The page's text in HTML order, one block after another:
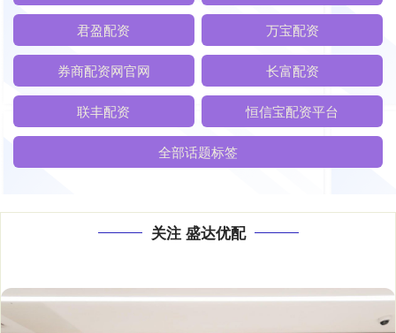
君盈配资 万宝配资
券商配资网官网 长富配资
联丰配资 恒信宝配资平台
全部话题标签
关注 盛达优配